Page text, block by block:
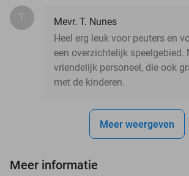
T.
Mevr. T. Nunes
Heel erg leuk voor peuters en
een overzichtelijk speelgebied.
vriendelijk personeel, die ook
met de kinderen.
Meer weergeven
Meer informatie